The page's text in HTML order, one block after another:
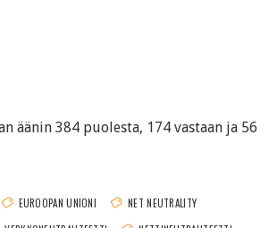
äänin 384 puolesta, 174 vastaan ja 56
EUROOPAN UNIONI
NET NEUTRALITY